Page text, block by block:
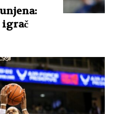
igrač